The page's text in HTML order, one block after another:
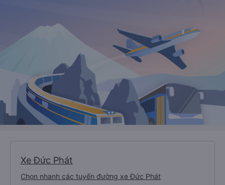
Xe Đức Phát
Chọn nhanh các tuyến đường xe Đức Phát